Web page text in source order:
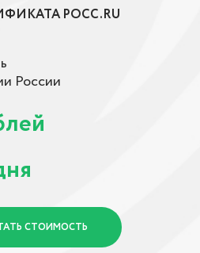
РОСС.RU
России
СТОИМОСТЬ